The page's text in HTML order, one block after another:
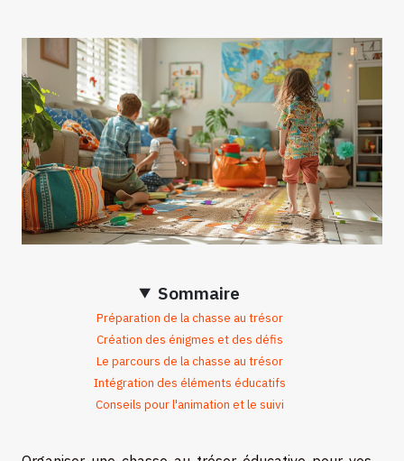
Sommaire
Préparation de la chasse au trésor
Création des énigmes et des défis
Le parcours de la chasse au trésor
Intégration des éléments éducatifs
Conseils pour l'animation et le suivi